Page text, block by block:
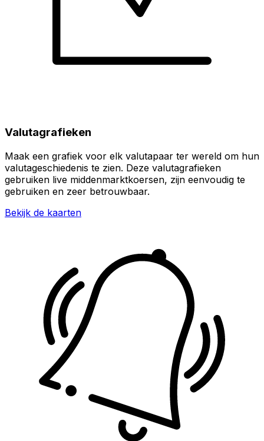
Valutagrafieken
Maak een grafiek voor elk valutapaar ter wereld om hun
valutageschiedenis te zien. Deze valutagrafieken
gebruiken live middenmarktkoersen, zijn eenvoudig te
gebruiken en zeer betrouwbaar.
Bekijk de kaarten